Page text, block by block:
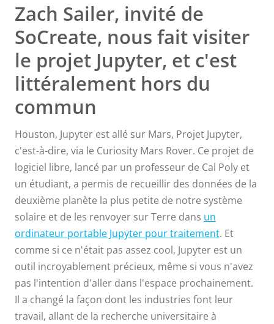
Zach Sailer, invité de
SoCreate, nous fait visiter
le projet Jupyter, et c'est
littéralement hors du
commun
Houston, Jupyter est allé sur Mars, Projet Jupyter,
c'est-à-dire, via le Curiosity Mars Rover. Ce projet de
logiciel libre, lancé par un professeur de Cal Poly et
un étudiant, a permis de recueillir des données de la
deuxième planète la plus petite de notre système
solaire et de les renvoyer sur Terre dans un
ordinateur portable Jupyter pour traitement. Et
comme si ce n'était pas assez cool, Jupyter est un
outil incroyablement précieux, même si vous n'avez
pas l'intention d'aller dans l'espace prochainement.
Il a changé la façon dont les industries font leur
travail, allant de la recherche universitaire à